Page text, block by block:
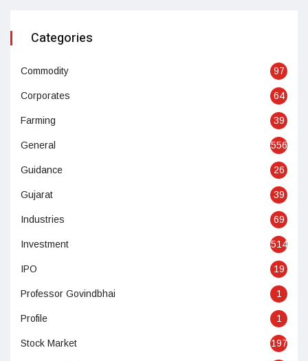
Categories
Commodity 97
Corporates 64
Farming 39
General 556
Guidance 26
Gujarat 39
Industries 69
Investment 514
IPO 19
Professor Govindbhai 1
Profile 1
Stock Market 197